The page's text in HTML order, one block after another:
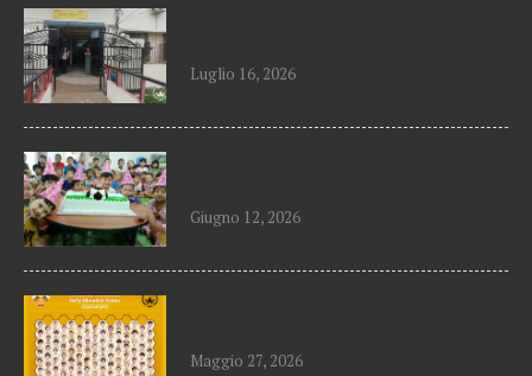
Luglio 16, 2026
Giugno 12, 2026
Maggio 27, 2026